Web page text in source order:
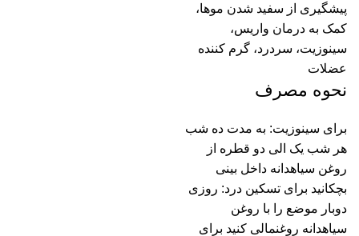
پیشگیری از سفید شدن موها،
کمک به درمان واریس،
سینوزیت، سردرد، گرم کننده
عضلات
نحوه مصرف
برای سینوزیت: به مدت ده شب
هر شب یک الی دو قطره از
روغن سیاهدانه داخل بینی
بچکانید برای تسکین درد: روزی
دوبار موضع را با روغن
سیاهدانه روغنمالی کنید برای